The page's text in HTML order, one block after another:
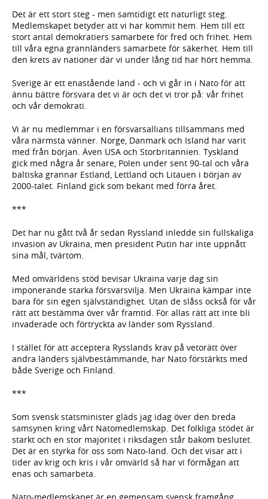
Det är ett stort steg - men samtidigt ett naturligt steg.
Medlemskapet betyder att vi har kommit hem. Hem till ett
stort antal demokratiers samarbete för fred och frihet. Hem
till våra egna grannländers samarbete för säkerhet. Hem till
den krets av nationer där vi under lång tid har hört hemma.
Sverige är ett enastående land - och vi går in i Nato för att
ännu bättre försvara det vi är och det vi tror på: vår frihet
och vår demokrati.
Vi är nu medlemmar i en försvarsallians tillsammans med
våra närmsta vänner. Norge, Danmark och Island har varit
med från början. Även USA och Storbritannien. Tyskland
gick med några år senare, Polen under sent 90-tal och våra
baltiska grannar Estland, Lettland och Litauen i början av
2000-talet. Finland gick som bekant med förra året.
***
Det har nu gått två år sedan Ryssland inledde sin fullskaliga
invasion av Ukraina, men president Putin har inte uppnått
sina mål, tvärtom.
Med omvärldens stöd bevisar Ukraina varje dag sin
imponerande starka försvarsvilja. Men Ukraina kämpar inte
bara för sin egen självständighet. Utan de slåss också för vår
rätt att bestämma över vår framtid. För allas rätt att inte bli
invaderade och förtryckta av länder som Ryssland.
I stället för att acceptera Rysslands krav på vetorätt över
andra länders självbestämmande, har Nato förstärkts med
både Sverige och Finland.
***
Som svensk statsminister gläds jag idag över den breda
samsynen kring vårt Natomedlemskap. Det folkliga stödet är
starkt och en stor majoritet i riksdagen står bakom beslutet.
Det är en styrka för oss som Nato-land. Och det visar att i
tider av krig och kris i vår omvärld så har vi förmågan att
enas och samarbeta.